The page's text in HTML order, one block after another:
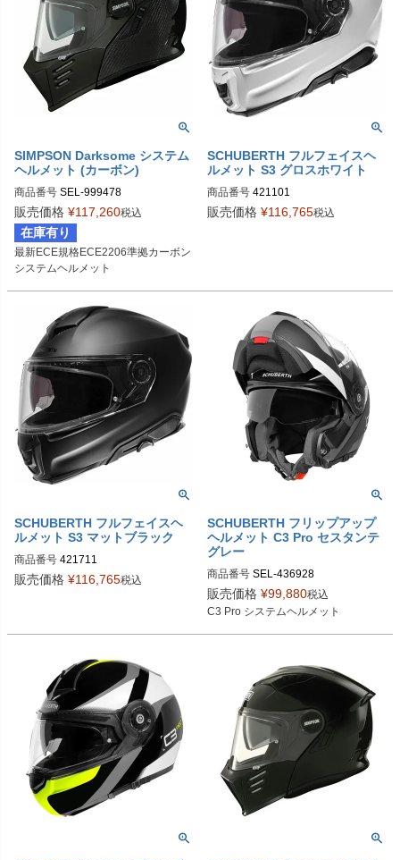
SIMPSON Darksome システム
ヘルメット (カーボン)
商品番号 SEL-999478
販売価格 ¥117,260税込
在庫有り
最新ECE規格ECE2206準拠カーボン
システムヘルメット
SCHUBERTH フルフェイスヘ
ルメット S3 グロスホワイト
商品番号 421101
4211013360
4211018360
販売価格 ¥116,765税込
SCHUBERTH フルフェイスヘ
ルメット S3 マットブラック
商品番号 421711
4217113360
4217119360
販売価格 ¥116,765税込
SCHUBERTH フリップアップ
ヘルメット C3 Pro セスタンテ
グレー
商品番号 SEL-436928
XS 4369283360
S 4369284360
L 4369286360
XXL 4369288360
XXXL 4369289360
販売価格 ¥99,880税込
C3 Pro システムヘルメット